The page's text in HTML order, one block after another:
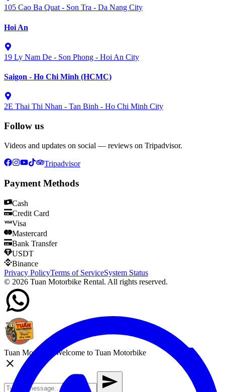
105 Cao Ba Quat - Son Tra - Da Nang City
Hoi An
19 Ly Nam De - Son Phong - Hoi An City
Saigon - Ho Chi Minh (HCMC)
2E Thai Thi Nhan - Tan Binh - Ho Chi Minh City
Follow us
Videos and updates on social — reviews on Tripadvisor.
Tripadvisor
Payment Methods
Cash
Credit Card
Visa
Mastercard
Bank Transfer
USDT
Binance
Privacy PolicyTerms of ServiceSystem Status
© 2026 Tuan Motorbike Rental. All rights reserved.
Tuan Motorbike Welcome to Tuan Motorbike